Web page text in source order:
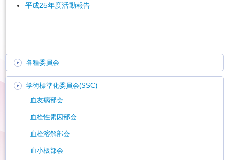
平成25年度活動報告
各種委員会
学術標準化委員会(SSC)
血友病部会
血栓性素因部会
血栓溶解部会
血小板部会